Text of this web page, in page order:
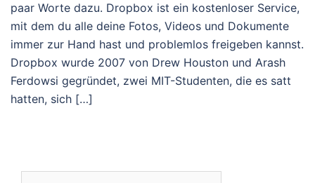
paar Worte dazu. Dropbox ist ein kostenloser Service,
mit dem du alle deine Fotos, Videos und Dokumente
immer zur Hand hast und problemlos freigeben kannst.
Dropbox wurde 2007 von Drew Houston und Arash
Ferdowsi gegründet, zwei MIT-Studenten, die es satt
hatten, sich […]